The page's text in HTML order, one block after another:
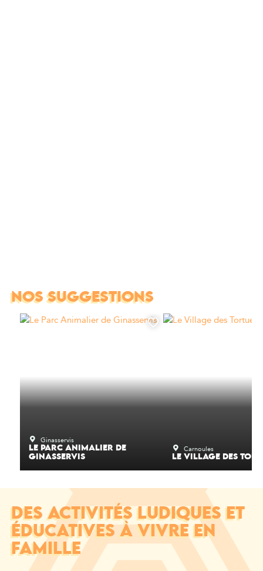
NOS SUGGESTIONS
Ginasservis
LE PARC ANIMALIER DE
GINASSERVIS
Carnoules
LE VILLAGE DES
DES ACTIVITÉS LUDIQUES ET
ÉDUCATIVES À VIVRE EN
FAMILLE